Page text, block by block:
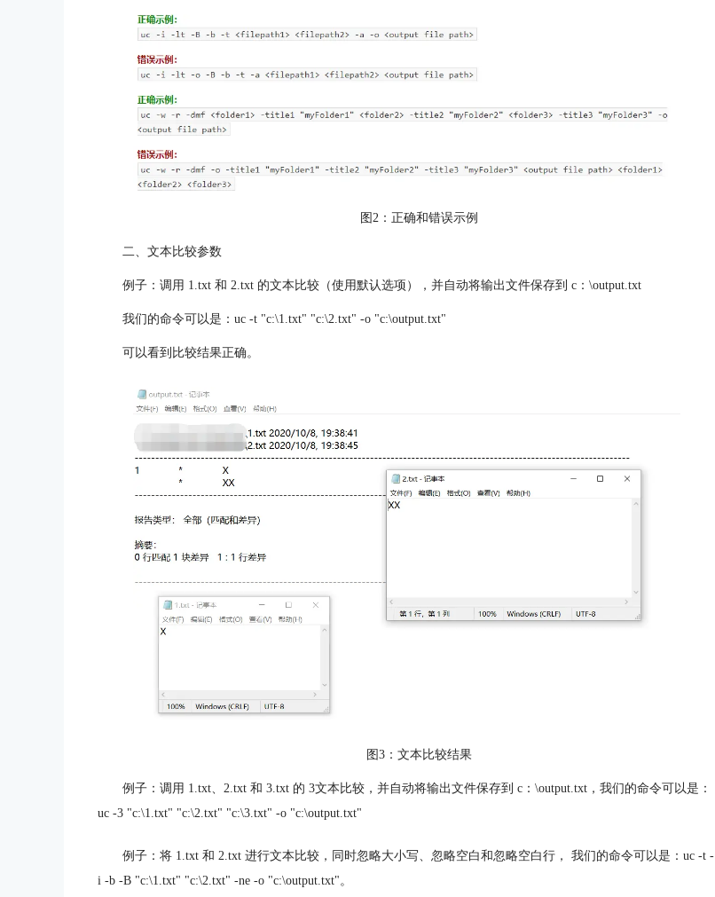
图2：正确和错误示例
二、文本比较参数
例子：调用 1.txt 和 2.txt 的文本比较（使用默认选项），并自动将输出文件保存到 c：\output.txt
我们的命令可以是：uc -t "c:\1.txt" "c:\2.txt" -o "c:\output.txt"
可以看到比较结果正确。
图3：文本比较结果
例子：调用 1.txt、2.txt 和 3.txt 的 3文本比较，并自动将输出文件保存到 c：\output.txt，我们的命令可以是：
uc -3 "c:\1.txt" "c:\2.txt" "c:\3.txt" -o "c:\output.txt"
例子：将 1.txt 和 2.txt 进行文本比较，同时忽略大小写、忽略空白和忽略空白行， 我们的命令可以是：uc -t -
i -b -B "c:\1.txt" "c:\2.txt" -ne -o "c:\output.txt"。